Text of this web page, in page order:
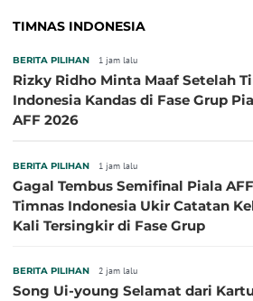
TIMNAS INDONESIA
BERITA PILIHAN 1 jam lalu
Rizky Ridho Minta Maaf Setelah
Indonesia Kandas di Fase Grup
AFF 2026
BERITA PILIHAN 1 jam lalu
Gagal Tembus Semifinal Piala
Timnas Indonesia Ukir Catatan
Kali Tersingkir di Fase Grup
BERITA PILIHAN 2 jam lalu
Song Ui-young Selamat dari